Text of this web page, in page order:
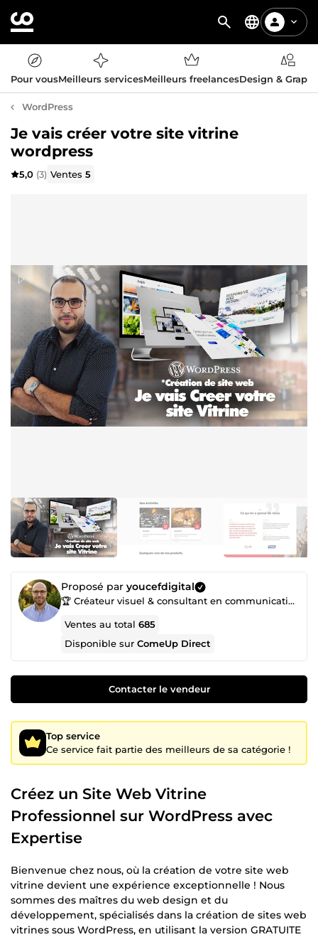
Pour vousMeilleurs servicesMeilleurs freelancesDesign &
WordPress
Je vais créer votre site vitrine
wordpress
5,0 (3) Ventes5
Proposé par youcefdigital
🏆 Créateur visuel & consultant en communication | Vidéos publicitaires 🎥 | Menuboard
Ventes au total685
Disponible surComeUp Direct
Contacter le vendeur
Top service
Ce service fait partie des meilleurs de sa catégorie !
Créez un Site Web Vitrine
Professionnel sur WordPress avec
Expertise
Bienvenue chez nous, où la création de votre site web
vitrine devient une expérience exceptionnelle ! Nous
sommes des maîtres du web design et du
développement, spécialisés dans la création de sites web
vitrines sous WordPress, en utilisant la version GRATUITE